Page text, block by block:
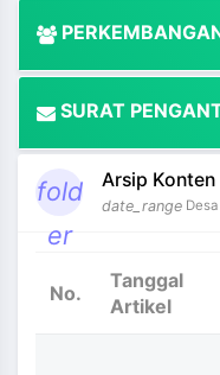
SURAT
fold
er
Arsip Konten
date_range
No.
Tanggal
Artikel